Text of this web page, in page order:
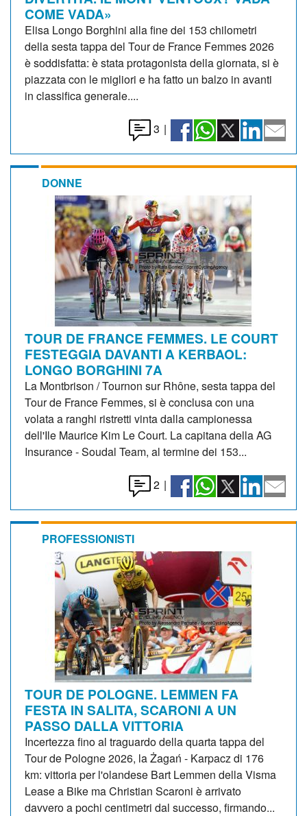
COME VADA»
Elisa Longo Borghini alla fine dei 153 chilometri
della sesta tappa del Tour de France Femmes 2026
è soddisfatta: è stata protagonista della giornata, si è
piazzata con le migliori e ha fatto un balzo in avanti
in classifica generale....
3 |
DONNE
TOUR DE FRANCE FEMMES. LE COURT
FESTEGGIA DAVANTI A KERBAOL:
LONGO BORGHINI 7A
La Montbrison / Tournon sur Rhône, sesta tappa del
Tour de France Femmes, si è conclusa con una
volata a ranghi ristretti vinta dalla campionessa
dell'Ile Maurice Kim Le Court. La capitana della AG
Insurance - Soudal Team, al termine dei 153...
2 |
PROFESSIONISTI
TOUR DE POLOGNE. LEMMEN FA
FESTA IN SALITA, SCARONI A UN
PASSO DALLA VITTORIA
Incertezza fino al traguardo della quarta tappa del
Tour de Pologne 2026, la Żagań - Karpacz di 176
km: vittoria per l'olandese Bart Lemmen della Visma
Lease a Bike ma Christian Scaroni è arrivato
davvero a pochi centimetri dal successo, firmando...